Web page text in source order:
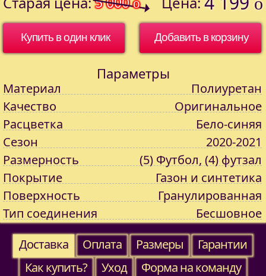
o
Купить в один клик
Параметры
Материал
Полиуретан
Качество
Оригинальное
Расцветка
Бело-синяя
Сезон
2020-2021
Размерность
(5) Футбол, (4) футзал
Покрытие
Газон и синтетика
Поверхность
Гранулированная
Тип соединения
Бесшовное
Доставка
Оплата Размеры
Гарантии
Как купить?
Уход
Форма на команду